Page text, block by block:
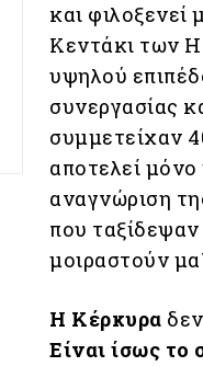
και
Κεντάκι των
υψηλού
συνεργασίας
συμμετείχαν
αποτελεί μόνο
αναγνώριση
που ταξίδεψαν
μοιραστούν
Η Κέρκυρα
Είναι ίσως το